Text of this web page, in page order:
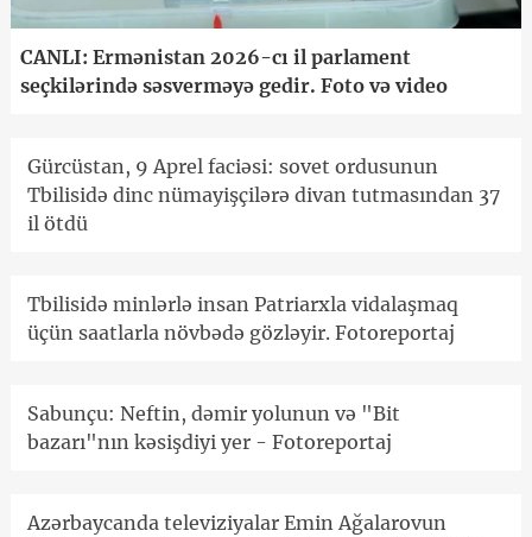
CANLI: Ermənistan 2026-cı il parlament
seçkilərində səsverməyə gedir. Foto və video
Gürcüstan, 9 Aprel faciəsi: sovet ordusunun
Tbilisidə dinc nümayişçilərə divan tutmasından 37
il ötdü
Tbilisidə minlərlə insan Patriarxla vidalaşmaq
üçün saatlarla növbədə gözləyir. Fotoreportaj
Sabunçu: Neftin, dəmir yolunun və "Bit
bazarı"nın kəsişdiyi yer - Fotoreportaj
Azərbaycanda televiziyalar Emin Ağalarovun